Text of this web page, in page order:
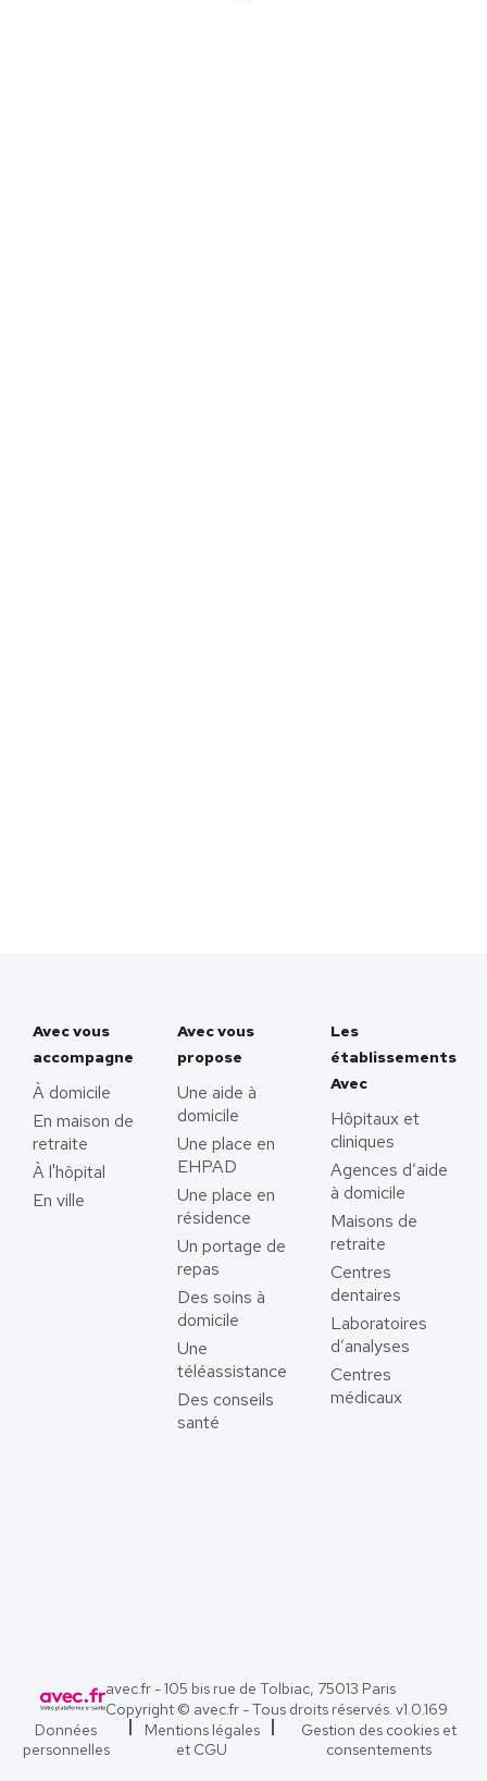
Avec vous
accompagne
À domicile
En maison de
retraite
À l'hôpital
En ville
Avec vous
propose
Une aide à
domicile
Une place en
EHPAD
Une place en
résidence
Un portage de
repas
Des soins à
domicile
Une
téléassistance
Des conseils
santé
Les
établissements
Avec
Hôpitaux et
cliniques
Agences d’aide
à domicile
Maisons de
retraite
Centres
dentaires
Laboratoires
d’analyses
Centres
médicaux
avec.fr - 105 bis rue de Tolbiac, 75013 Paris
Copyright © avec.fr - Tous droits réservés. v1.0.169
Données
personnelles
Mentions légales
et CGU
Gestion des cookies et
consentements